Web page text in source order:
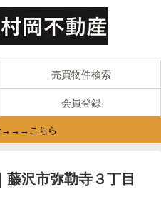
売買物件検索
会員登録
→→→こちら
藤沢市弥勒寺３丁目